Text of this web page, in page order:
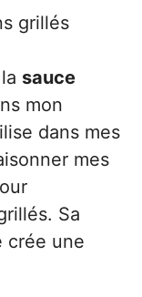
grillés
sauce
mon
dans mes
mes
Sa
crée une